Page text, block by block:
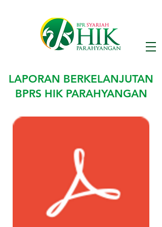
LAPORAN BERKELANJUTAN
BPRS HIK PARAHYANGAN